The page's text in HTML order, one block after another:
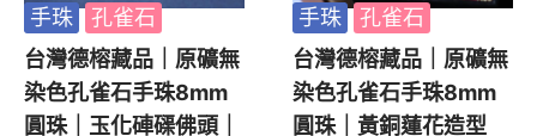
手珠
孔雀石
台灣德榕藏品｜原礦無
染色孔雀石手珠8mm
圓珠｜玉化硨磲佛頭｜
手珠
孔雀石
台灣德榕藏品｜原礦無
染色孔雀石手珠8mm
圓珠｜黃銅蓮花造型